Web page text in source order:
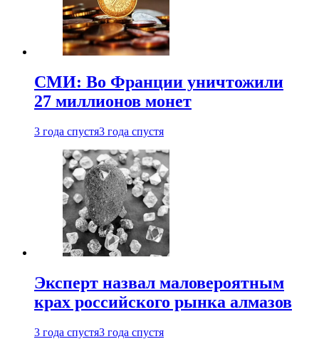
СМИ: Во Франции уничтожили
27 миллионов монет
3 года спустя3 года спустя
Эксперт назвал маловероятным
крах российского рынка алмазов
3 года спустя3 года спустя